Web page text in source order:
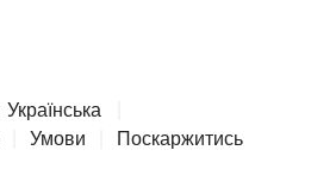
Українська
Умови Поскаржитись